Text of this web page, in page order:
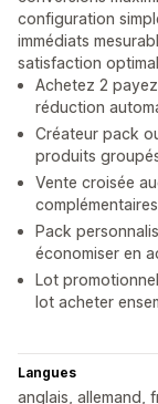
configuration
immédiats
satisfaction
Achetez 2
réduction
Créateur pack
produits
Vente croisée
Pack
économiser en
Lot
lot acheter
Langues
anglais, allemand,